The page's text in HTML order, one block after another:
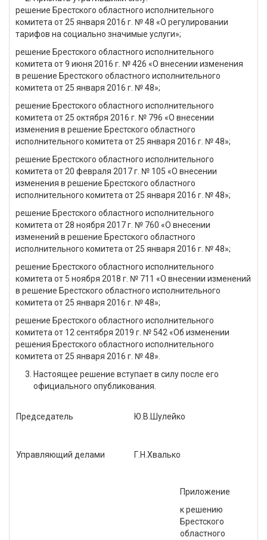
решение Брестского областного исполнительного
комитета от 25 января 2016 г. № 48 «О регулировании
тарифов на социально значимые услуги»;
решение Брестского областного исполнительного
комитета от 9 июня 2016 г. № 426 «О внесении изменения
в решение Брестского областного исполнительного
комитета от 25 января 2016 г. № 48»;
решение Брестского областного исполнительного
комитета от 25 октября 2016 г. № 796 «О внесении
изменения в решение Брестского областного
исполнительного комитета от 25 января 2016 г. № 48»;
решение Брестского областного исполнительного
комитета от 20 февраля 2017 г. № 105 «О внесении
изменения в решение Брестского областного
исполнительного комитета от 25 января 2016 г. № 48»;
решение Брестского областного исполнительного
комитета от 28 ноября 2017 г. № 760 «О внесении
изменений в решение Брестского областного
исполнительного комитета от 25 января 2016 г. № 48»;
решение Брестского областного исполнительного
комитета от 5 ноября 2018 г. № 711 «О внесении изменений
в решение Брестского областного исполнительного
комитета от 25 января 2016 г. № 48»;
решение Брестского областного исполнительного
комитета от 12 сентября 2019 г. № 542 «Об изменении
решения Брестского областного исполнительного
комитета от 25 января 2016 г. № 48».
Настоящее решение вступает в силу после его
официального опубликования.
Председатель Ю.В.Шулейко
Управляющий делами Г.Н.Хвалько
Приложение
к решению
Брестского
областного